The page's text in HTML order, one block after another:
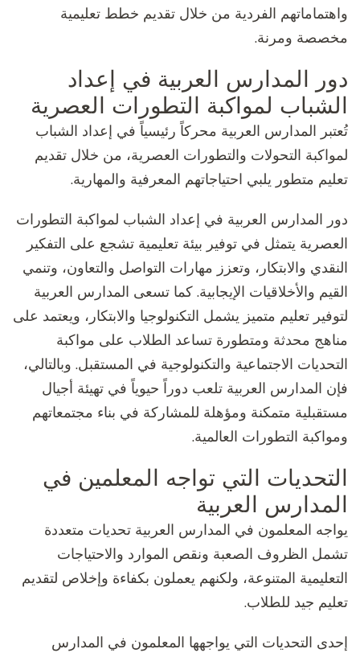
واهتماماتهم الفردية من خلال تقديم خطط تعليمية
مخصصة ومرنة.
دور المدارس العربية في إعداد
الشباب لمواكبة التطورات العصرية
تُعتبر المدارس العربية محركاً رئيسياً في إعداد الشباب
لمواكبة التحولات والتطورات العصرية، من خلال تقديم
تعليم متطور يلبي احتياجاتهم المعرفية والمهارية.
دور المدارس العربية في إعداد الشباب لمواكبة التطورات
العصرية يتمثل في توفير بيئة تعليمية تشجع على التفكير
النقدي والابتكار، وتعزز مهارات التواصل والتعاون، وتنمي
القيم والأخلاقيات الإيجابية. كما تسعى المدارس العربية
لتوفير تعليم متميز يشمل التكنولوجيا والابتكار، ويعتمد على
مناهج محدثة ومتطورة تساعد الطلاب على مواكبة
التحديات الاجتماعية والتكنولوجية في المستقبل. وبالتالي،
فإن المدارس العربية تلعب دوراً حيوياً في تهيئة أجيال
مستقبلية متمكنة ومؤهلة للمشاركة في بناء مجتمعاتهم
ومواكبة التطورات العالمية.
التحديات التي تواجه المعلمين في
المدارس العربية
يواجه المعلمون في المدارس العربية تحديات متعددة
تشمل الظروف الصعبة ونقص الموارد والاحتياجات
التعليمية المتنوعة، ولكنهم يعملون بكفاءة وإخلاص لتقديم
تعليم جيد للطلاب.
إحدى التحديات التي يواجهها المعلمون في المدارس